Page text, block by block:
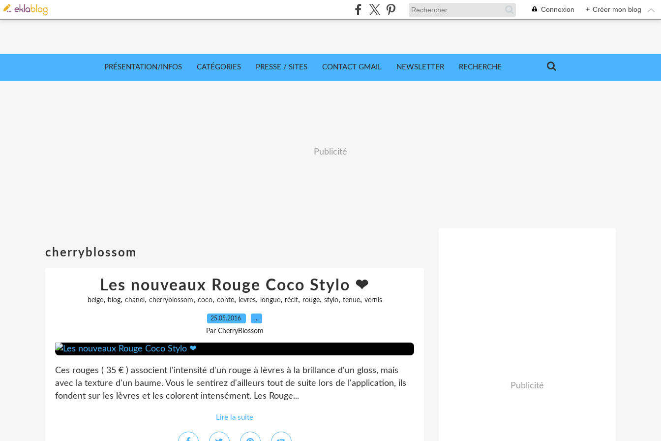
Connexion + Créer mon blog
PRÉSENTATION/INFOS CATÉGORIES PRESSE / SITES CONTACT GMAIL NEWSLETTER RECHERCHE
Publicité
cherryblossom
Les nouveaux Rouge Coco Stylo ❤
belge, blog, chanel, cherryblossom, coco, conte, levres, longue, récit, rouge, stylo, tenue, vernis
25.05.2016 …
Par CherryBlossom
Ces rouges ( 35 € ) associent l'intensité d'un rouge à lèvres à la brillance d'un gloss, mais
avec la texture d'un baume. Vous le sentirez d'ailleurs tout de suite lors de l'application, ils
fondent sur les lèvres et les colorent intensément. Les Rouge...
Lire la suite
Publicité